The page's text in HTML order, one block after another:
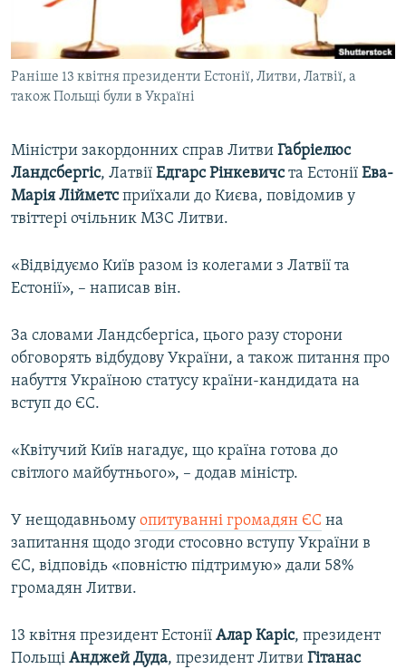
ВІДЕОУРОКИ «ELIFBE»
СВІДЧЕННЯ ОКУПАЦІЇ
УКРАЇНСЬКА ПРОБЛЕМА КРИМУ
Qırımtatar
Усі сайти RFE/RL
Раніше 13 квітня президенти Естонії, Литви, Латвії, а
також Польщі були в Україні
Міністри закордонних справ Литви Габріелюс
Ландсбергіс, Латвії Едгарс Рінкевичста Естонії Ева-
Марія Лійметсприїхали до Києва, повідомив у
твіттері очільник МЗС Литви.
«Відвідуємо Київ разом із колегами з Латвії та
Естонії», – написав він.
За словами Ландсбергіса, цього разу сторони
обговорять відбудову України, а також питання про
набуття Україною статусу країни-кандидата на
вступ до ЄС.
«Квітучий Київ нагадує, що країна готова до
світлого майбутнього», – додав міністр.
У нещодавньому опитуванні громадян ЄС на
запитання щодо згоди стосовно вступу України в
ЄС, відповідь «повністю підтримую» дали 58%
громадян Литви.
13 квітня президент Естонії Алар Каріс, президент
Польщі Анджей Дуда, президент Литви Гітанас